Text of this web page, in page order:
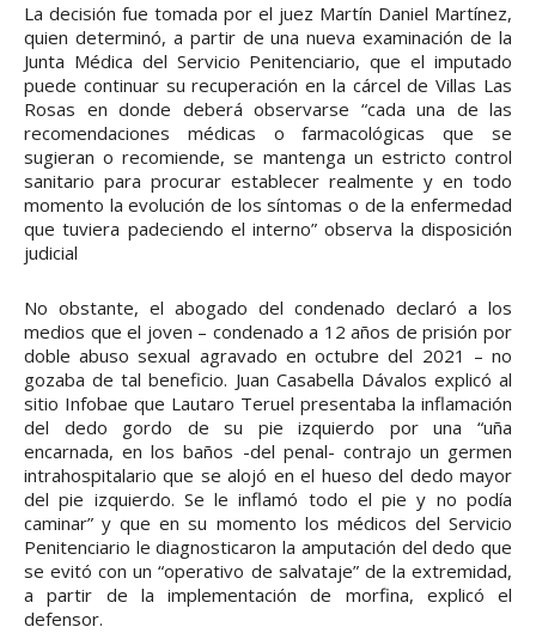
La decisión fue tomada por el juez Martín Daniel Martínez,
quien determinó, a partir de una nueva examinación de la
Junta Médica del Servicio Penitenciario, que el imputado
puede continuar su recuperación en la cárcel de Villas Las
Rosas en donde deberá observarse “cada una de las
recomendaciones médicas o farmacológicas que se
sugieran o recomiende, se mantenga un estricto control
sanitario para procurar establecer realmente y en todo
momento la evolución de los síntomas o de la enfermedad
que tuviera padeciendo el interno” observa la disposición
judicial
No obstante, el abogado del condenado declaró a los
medios que el joven – condenado a 12 años de prisión por
doble abuso sexual agravado en octubre del 2021 – no
gozaba de tal beneficio. Juan Casabella Dávalos explicó al
sitio Infobae que Lautaro Teruel presentaba la inflamación
del dedo gordo de su pie izquierdo por una “uña
encarnada, en los baños -del penal- contrajo un germen
intrahospitalario que se alojó en el hueso del dedo mayor
del pie izquierdo. Se le inflamó todo el pie y no podía
caminar” y que en su momento los médicos del Servicio
Penitenciario le diagnosticaron la amputación del dedo que
se evitó con un “operativo de salvataje” de la extremidad,
a partir de la implementación de morfina, explicó el
defensor.